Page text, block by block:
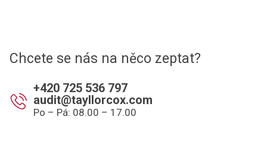
Chcete se nás na něco zeptat?
+420 725 536 797
audit@tayllorcox.com
Po – Pá: 08.00 – 17.00